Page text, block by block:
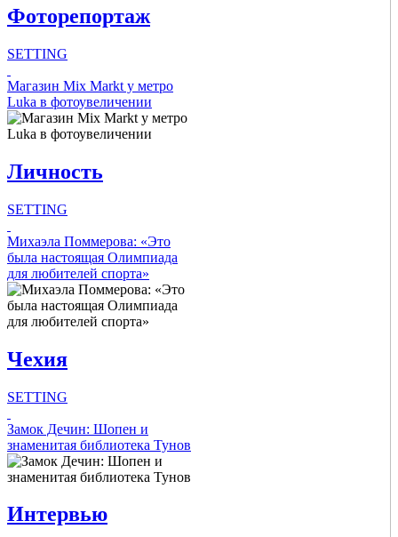
Hide
Фоторепортаж
SETTING
Intro Items
Link Items
Show Image
Show
Hide
Магазин Mix Markt у метро
Luka в фотоувеличении
Личность
SETTING
Intro Items
Link Items
Show Image
Hide
Михаэла Поммерова: «Это
была настоящая Олимпиада
для любителей спорта»
Чехия
SETTING
Intro Items
Link Items
Show Image
Show
Замок Дечин: Шопен и
знаменитая библиотека Тунов
Интервью